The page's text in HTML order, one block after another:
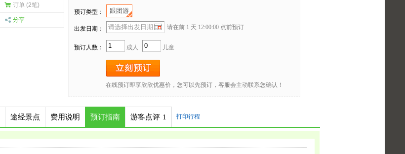
订单 (2笔)
分享
预订类型： 跟团游
出发日期： 请在前 1 天 12:00:00 点前预订
预订人数： 成人 儿童
在线预订即享欣欣优惠价，您可以先预订，客服会主动联系您确认！
途经景点 费用说明 预订指南 游客点评 1 打印行程